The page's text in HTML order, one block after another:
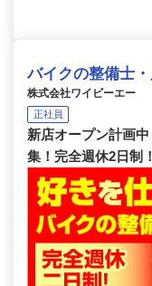
バイクの整備士
株式会社ワイビーエー
正社員
新店オープン計画
集！完全週休2日制